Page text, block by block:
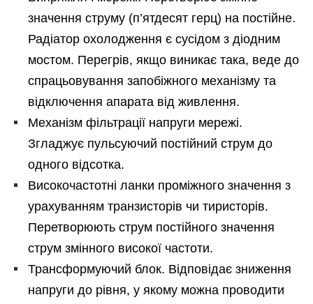
значення струму (п’ятдесят герц) на постійне.
Радіатор охолодження є сусідом з діодним
мостом. Перегрів, якщо виникає така, веде до
спрацьовування запобіжного механізму та
відключення апарата від живлення.
Механізм фільтрації напруги мережі.
Згладжує пульсуючий постійний струм до
одного відсотка.
Високочастотні ланки проміжного значення з
урахуванням транзисторів чи тиристорів.
Перетворюють струм постійного значення
струм змінного високої частоти.
Трансформуючий блок. Відповідає зниження
напруги до рівня, у якому можна проводити